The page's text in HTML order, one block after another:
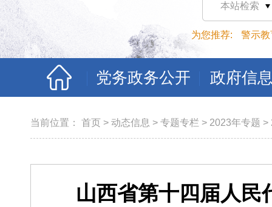
本站检索
为您推荐: 警示教
党务政务公开 政府信
当前位置： 首页 > 动态信息 > 专题专栏 > 2023年专题 >
山西省第十四届人民